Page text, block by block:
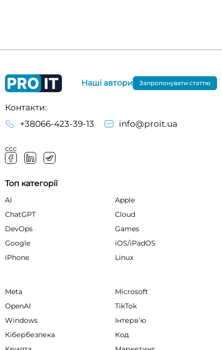
Контакти:
+38066-423-39-13
info@proit.ua
ссс
Наші автори Запропонувати статтю
Топ категорії
AI
Apple
ChatGPT
Cloud
DevOps
Games
Google
iOS/iPadOS
iPhone
Linux
Meta
Microsoft
OpenAI
TikTok
Windows
Інтервʼю
Кібербезпека
Код